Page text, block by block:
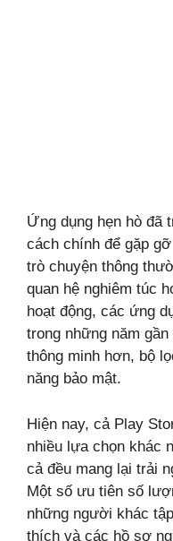
Ứng dụng hẹn hò đã
cách chính để gặp
trò chuyện thông
quan hệ nghiêm túc
hoạt động, các ứng
trong những năm
thông minh hơn, bộ
năng bảo mật.
Hiện nay, cả Play
nhiều lựa chọn khác
cả đều mang lại trải
Một số ưu tiên số
những người khác
thích và các hồ sơ